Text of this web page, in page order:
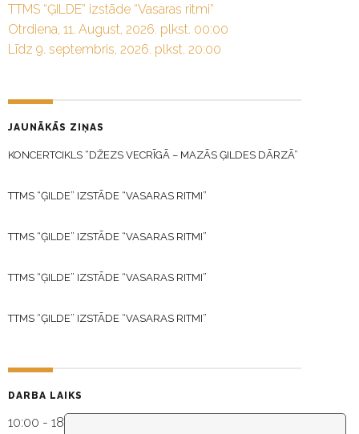
TTMS “ĢILDE” izstāde “Vasaras ritmi”
Otrdiena, 11. August, 2026. plkst. 00:00
Līdz 9. septembris, 2026. plkst. 20:00
JAUNĀKĀS ZIŅAS
KONCERTCIKLS “DŽEZS VECRĪGĀ – MAZĀS ĢILDES DĀRZĀ”
TTMS “ĢILDE” IZSTĀDE “VASARAS RITMI”
TTMS “ĢILDE” IZSTĀDE “VASARAS RITMI”
TTMS “ĢILDE” IZSTĀDE “VASARAS RITMI”
TTMS “ĢILDE” IZSTĀDE “VASARAS RITMI”
DARBA LAIKS
10:00 - 18:30